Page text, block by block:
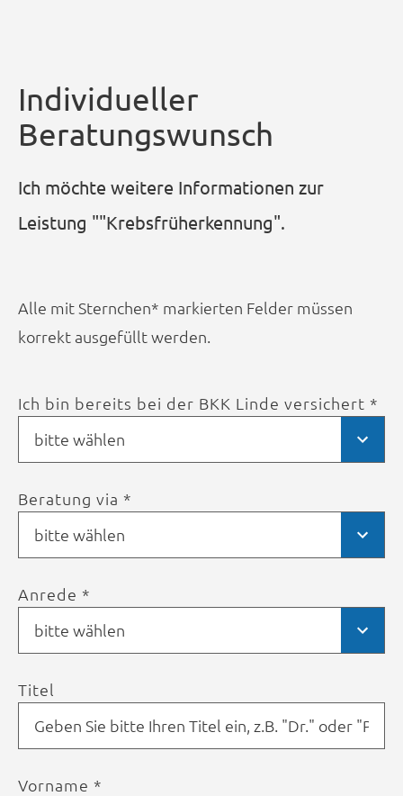
Individueller
Beratungswunsch
Ich möchte weitere Informationen zur
Leistung ""Krebsfrüherkennung".
Alle mit Sternchen* markierten Felder müssen
korrekt ausgefüllt werden.
Ich bin bereits bei der BKK Linde versichert *
bitte wählen
Beratung via *
bitte wählen
Anrede *
bitte wählen
Titel
Vorname *